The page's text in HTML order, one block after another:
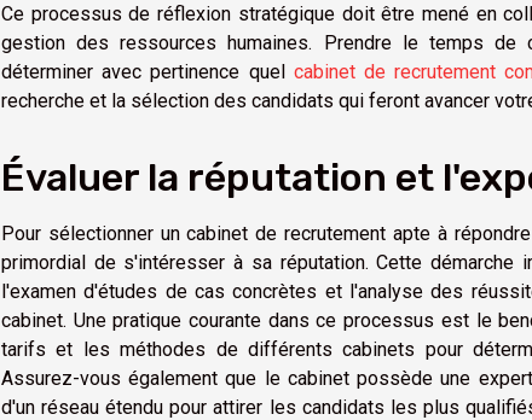
Ce processus de réflexion stratégique doit être mené en
gestion des ressources humaines. Prendre le temps
déterminer avec pertinence quel cabinet de recrutement
recherche et la sélection des candidats qui feront avancer
Évaluer la réputation et
Pour sélectionner un cabinet de recrutement apte à
primordial de s'intéresser à sa réputation. Cette démarche
l'examen d'études de cas concrètes et l'analyse des
cabinet. Une pratique courante dans ce processus est le
tarifs et les méthodes de différents cabinets pour
Assurez-vous également que le cabinet possède une
d'un réseau étendu pour attirer les candidats les plus